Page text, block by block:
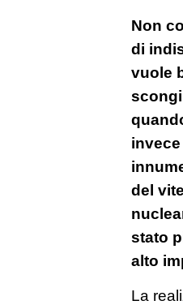
Non
di
vuole
del
stato
alto
La